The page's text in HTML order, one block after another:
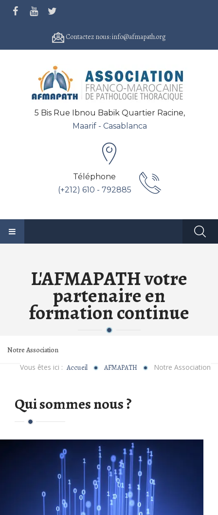
Contactez nous: info@afmapath.org
5 Bis Rue Ibnou Babik Quartier Racine,
Maarif - Casablanca
Téléphone
(+212) 610 - 792885
L'AFMAPATH votre
partenaire en
formation continue
Notre Association
Vous êtes ici : Accueil AFMAPATH Notre Association
Qui sommes nous ?